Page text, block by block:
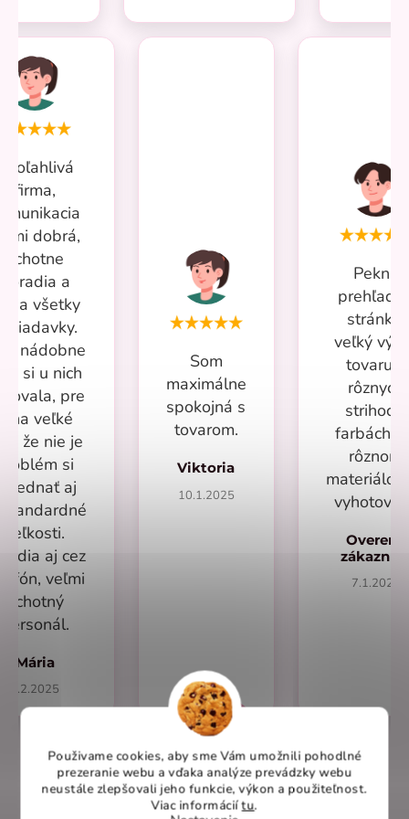
Použivame cookies, aby sme Vám umožnili pohodlné
prezeranie webu a vďaka analýze prevádzky webu
neustále zlepšovali jeho funkcie, výkon a použiteľnost.
Viac informáciítu.
firma,
dobrá,
ochotne
poradia a
všetky
nádobne
si u nich
pre
veľké
že nie je
si
aj
veľkosti.
aj cez
veľmi
ochotný
personál.
Mária
1.2.2025
Som
maximálne
spokojná s
tovarom.
Viktoria
10.1.2025
Pekná
stránka,
veľký
tovaru v
rôznych
strihoch,
farbách a
rôznom
Overený
7.1.2025
Overené recenzie na heureka.sk